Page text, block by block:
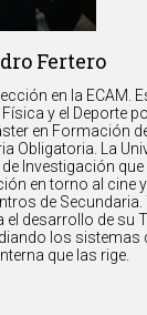
Fertero
en la ECAM.
y el Deporte
en Formación
Obligatoria. La
Investigación
en torno al cine
de Secundaria.
el desarrollo de su
los
que las rige.